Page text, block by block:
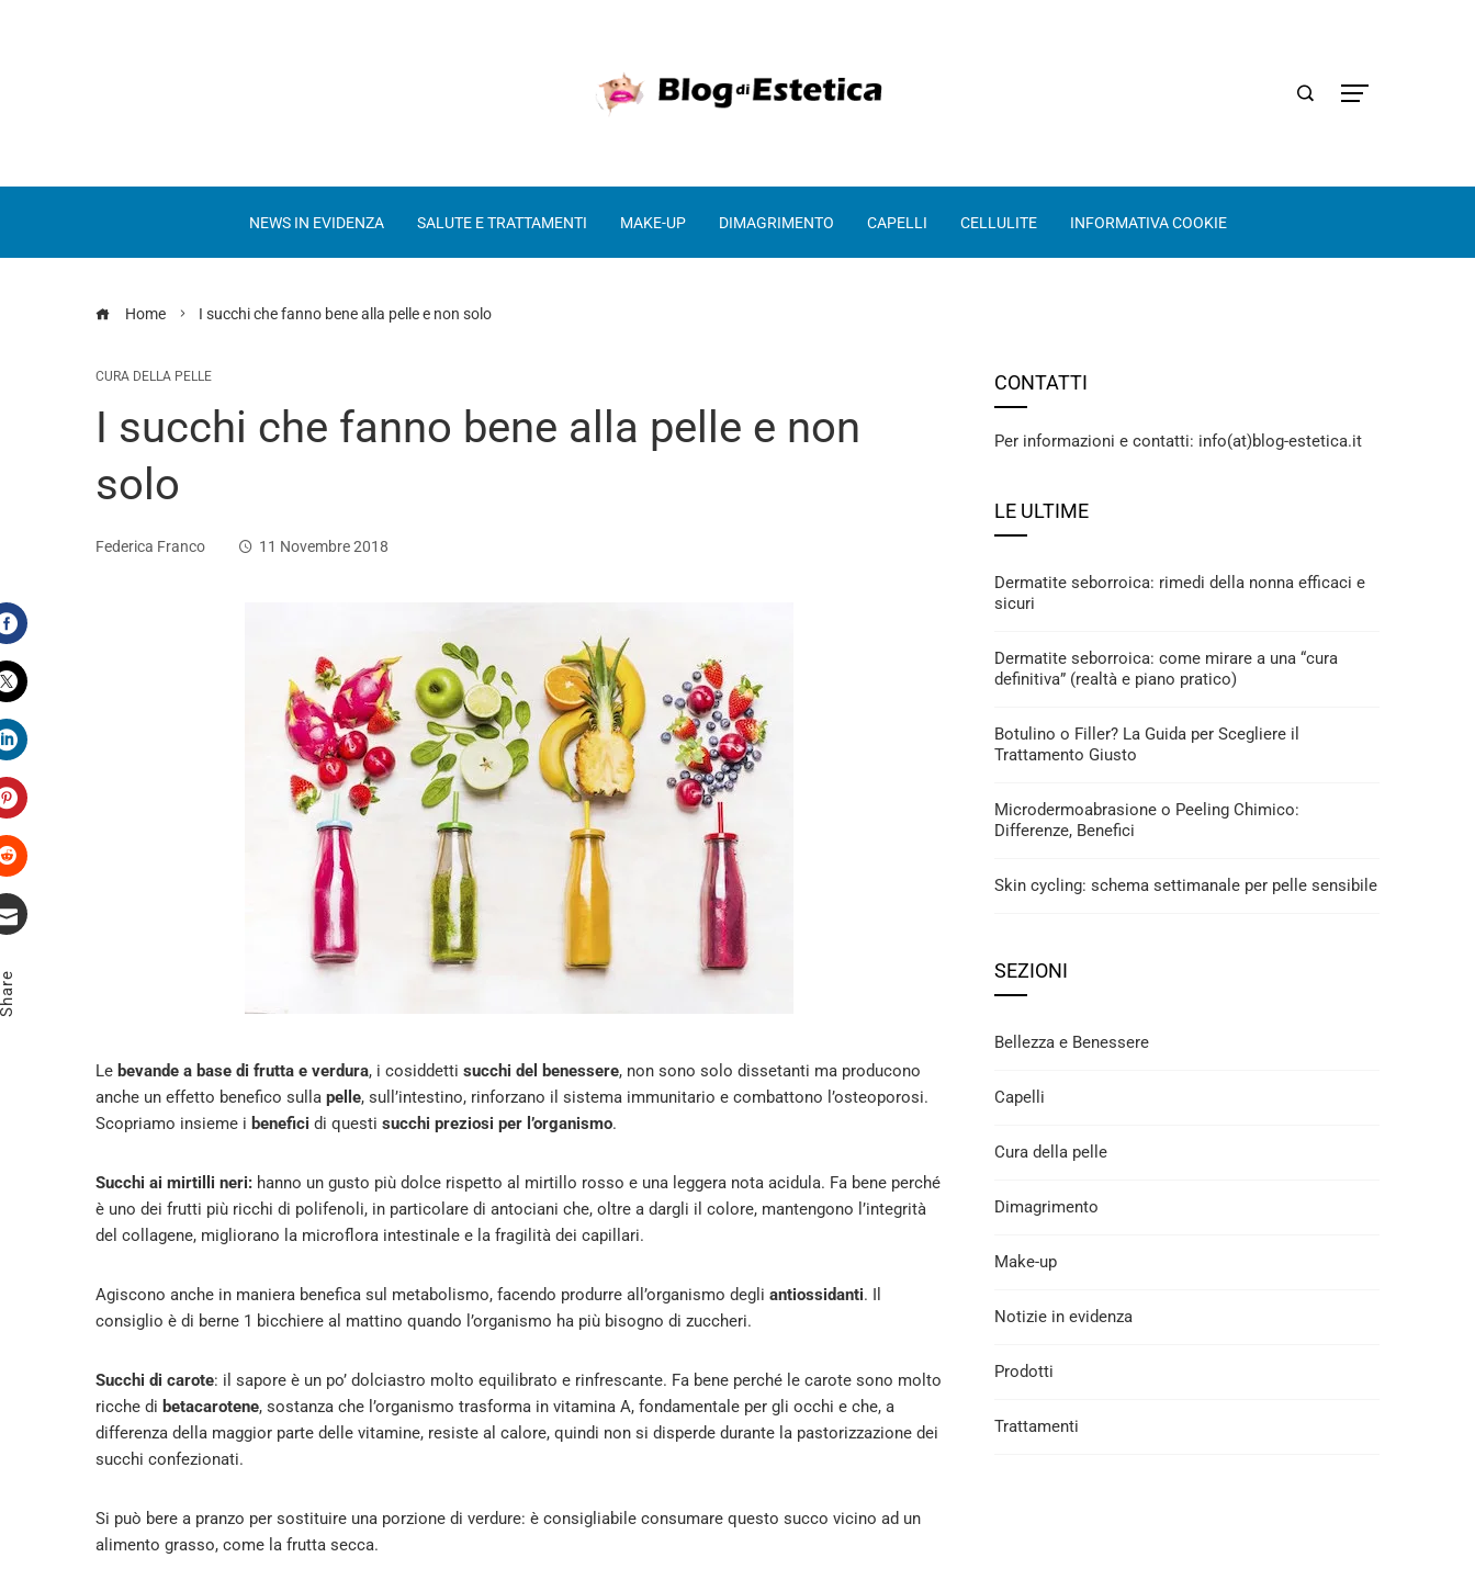
NEWS IN EVIDENZA SALUTE E TRATTAMENTI MAKE-UP DIMAGRIMENTO CAPELLI CELLULITE INFORMATIVA COOKIE
Home I succhi che fanno bene alla pelle e non solo
CURA DELLA PELLE
I succhi che fanno bene alla pelle e non
solo
Federica Franco 11 Novembre 2018
Facebook
Twitter
LinkedIn
Pinterest
Stumbleupon
Le bevande a base di frutta e verdura, i cosiddetti succhi del benessere, non sono solo dissetanti ma producono
anche un effetto benefico sulla pelle, sull’intestino, rinforzano il sistema immunitario e combattono l’osteoporosi.
Scopriamo insieme i benefici di questi succhi preziosi per l’organismo.
Succhi ai mirtilli neri: hanno un gusto più dolce rispetto al mirtillo rosso e una leggera nota acidula. Fa bene perché
è uno dei frutti più ricchi di polifenoli, in particolare di antociani che, oltre a dargli il colore, mantengono l’integrità
del collagene, migliorano la microflora intestinale e la fragilità dei capillari.
Agiscono anche in maniera benefica sul metabolismo, facendo produrre all’organismo degli antiossidanti. Il
consiglio è di berne 1 bicchiere al mattino quando l’organismo ha più bisogno di zuccheri.
Succhi di carote: il sapore è un po’ dolciastro molto equilibrato e rinfrescante. Fa bene perché le carote sono molto
ricche di betacarotene, sostanza che l’organismo trasforma in vitamina A, fondamentale per gli occhi e che, a
differenza della maggior parte delle vitamine, resiste al calore, quindi non si disperde durante la pastorizzazione dei
succhi confezionati.
Si può bere a pranzo per sostituire una porzione di verdure: è consigliabile consumare questo succo vicino ad un
alimento grasso, come la frutta secca.
CONTATTI
Per informazioni e contatti: info(at)blog-estetica.it
LE ULTIME
Dermatite seborroica: rimedi della nonna efficaci e
sicuri
Dermatite seborroica: come mirare a una “cura
definitiva” (realtà e piano pratico)
Botulino o Filler? La Guida per Scegliere il
Trattamento Giusto
Microdermoabrasione o Peeling Chimico:
Differenze, Benefici
Skin cycling: schema settimanale per pelle sensibile
SEZIONI
Bellezza e Benessere
Capelli
Cura della pelle
Dimagrimento
Make-up
Notizie in evidenza
Prodotti
Trattamenti